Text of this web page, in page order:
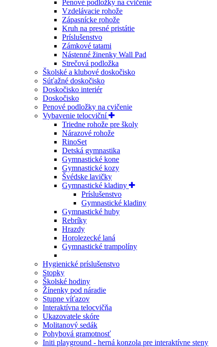
Penové podložky na cvičenie
Vzdelávacie rohože
Zápasnícke rohože
Kruh na presné pristátie
Príslušenstvo
Zámkové tatami
Nástenné žinenky Wall Pad
Strečová podložka
Školské a klubové doskočisko
Súťažné doskočisko
Doskočisko interiér
Doskočisko
Penové podložky na cvičenie
Vybavenie telocviční
Triedne rohože pre školy
Nárazové rohože
RinoSet
Detská gymnastika
Gymnastické kone
Gymnastické kozy
Švédske lavičky
Gymnastické kladiny
Príslušenstvo
Gymnastické kladiny
Gymnastické huby
Rebríky
Hrazdy
Horolezecké laná
Gymnastické trampolíny
Hygienické príslušenstvo
Stopky
Školské hodiny
Žínenky pod náradie
Stupne víťazov
Interaktívna telocvičňa
Ukazovatele skóre
Molitanový sedák
Pohybová gramotnosť
Initi playground - herná konzola pre interaktívne steny